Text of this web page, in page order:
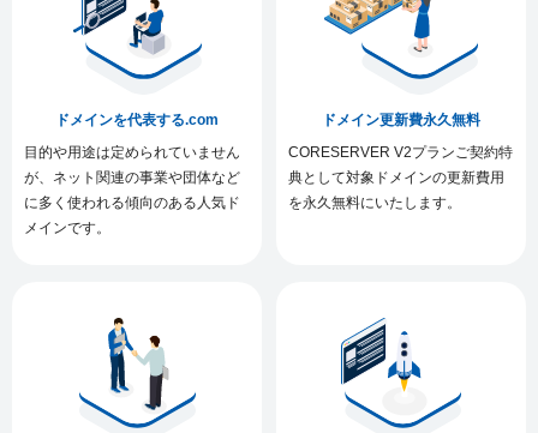
ドメインを代表する.com
目的や用途は定められていません
が、ネット関連の事業や団体など
に多く使われる傾向のある人気ド
メインです。
ドメイン更新費永久無料
CORESERVER V2プランご契約特
典として対象ドメインの更新費用
を永久無料にいたします。